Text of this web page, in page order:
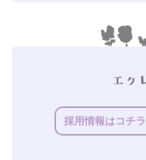
採用情報はコチラ